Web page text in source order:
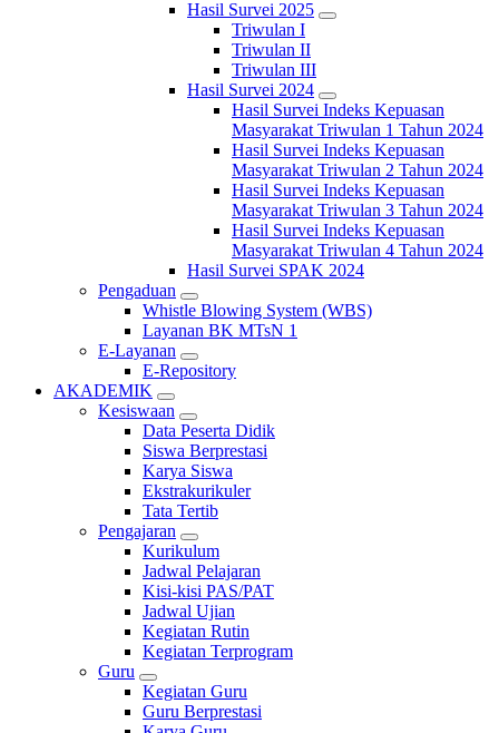
Hasil Survei 2025
Triwulan I
Triwulan II
Triwulan III
Hasil Survei 2024
Hasil Survei Indeks Kepuasan
Masyarakat Triwulan 1 Tahun 2024
Hasil Survei Indeks Kepuasan
Masyarakat Triwulan 2 Tahun 2024
Hasil Survei Indeks Kepuasan
Masyarakat Triwulan 3 Tahun 2024
Hasil Survei Indeks Kepuasan
Masyarakat Triwulan 4 Tahun 2024
Hasil Survei SPAK 2024
Pengaduan
Whistle Blowing System (WBS)
Layanan BK MTsN 1
E-Layanan
E-Repository
AKADEMIK
Kesiswaan
Data Peserta Didik
Siswa Berprestasi
Karya Siswa
Ekstrakurikuler
Tata Tertib
Pengajaran
Kurikulum
Jadwal Pelajaran
Kisi-kisi PAS/PAT
Jadwal Ujian
Kegiatan Rutin
Kegiatan Terprogram
Guru
Kegiatan Guru
Guru Berprestasi